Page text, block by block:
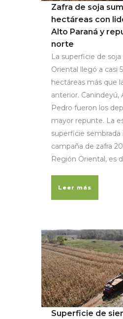
Zafra de soja
hectáreas con
Alto Paraná y
norte
La superficie de
Oriental llegó a casi
hectáreas más que
anterior. Canindeyú,
Pedro fueron los
mayor repunte. La
superficie sembrada
campaña de zafra
Región Oriental, es
Leer más
Superficie de